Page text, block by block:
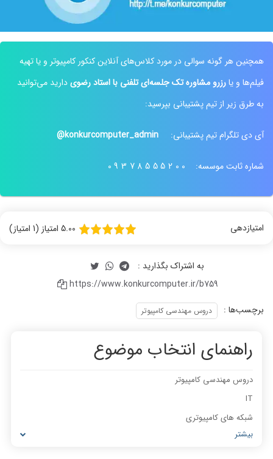
نظر رتبه 6 کنکور 1400
نظر رتبه 68 کنکور ارشد آیتی 1403 فیلم ها خیلی قابل فهم و روان است
رضوی خیلی خوبه
همچنین هر گونه سوالی در مورد کلاس‌های آنلاین کنکور کامپیوتر و یا تهیه
فیلم‌ها و یارزرو مشاوره تک جلسه‌ای تلفنی با استاد رضویدارید می‌توانید
به طرق زیر از تیم پشتیبانی بپرسید:
آی دی تلگرام تیم پشتیبانی: konkurcomputer_admin@
شماره ثابت موسسه: 09378555200
امتیازدهی 5.00 امتیاز (1 امتیاز)
https://www.konkurcomputer.ir/b759
برچسب‌ها :
دروس مهندسی کامپیوتر
راهنمای انتخاب موضوع
دروس مهندسی کامپیوتر
IT
شبکه های کامپیوتری
مشاغل رشته کامپیوتر
بیشتر